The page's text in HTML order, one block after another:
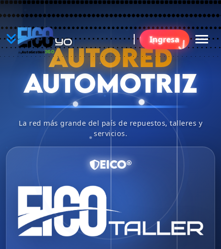
YO
BU
AutoGestion 360
Ingresa
AUTORED
AUTOMOTRIZ
La red más grande del país de repuestos, talleres y
servicios.
EICO®